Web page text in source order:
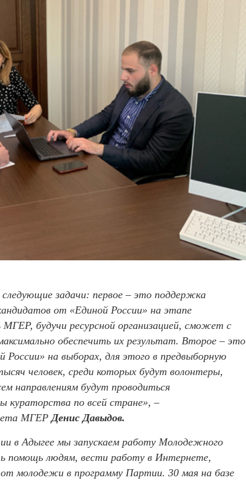
задачи: первое – это поддержка
от «Единой России» на этапе
МГЕР, будучи ресурсной организацией, сможет с
обеспечить их результат. Второе – это
России» на выборах, для этого в предвыборную
человек, среди которых будут волонтеры,
направлениям будут проводиться
кураторства по всей стране», –
МГЕР Денис Давыдов.
в Адыгее мы запускаем работу Молодежного
помощь людям, вести работу в Интернете,
молодежи в программу Партии. 30 мая на базе